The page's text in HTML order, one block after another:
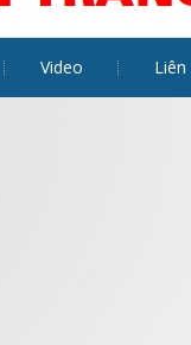
Video Liên